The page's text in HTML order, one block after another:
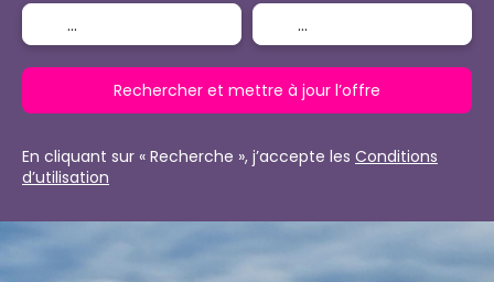
Rechercher et mettre à jour l’offre
En cliquant sur « Recherche », j’accepte les Conditions
d’utilisation